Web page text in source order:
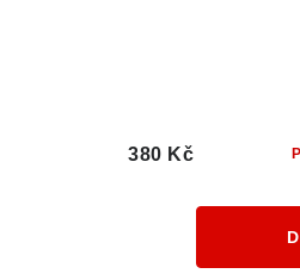
380 Kč